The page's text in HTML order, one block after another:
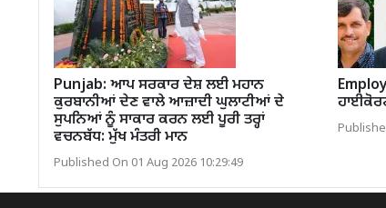
Punjab: ਆਪ ਸਰਕਾਰ ਦੇਸ਼ ਲਈ ਮਹਾਨ
ਕੁਰਬਾਨੀਆਂ ਦੇਣ ਵਾਲੇ ਆਜ਼ਾਦੀ ਘੁਲਾਟੀਆਂ ਦੇ
ਸੁਪਨਿਆਂ ਨੂੰ ਸਾਕਾਰ ਕਰਨ ਲਈ ਪੂਰੀ ਤਰ੍ਹਾਂ
ਵਚਨਬੱਧ: ਮੁੱਖ ਮੰਤਰੀ ਮਾਨ
Published On 01 Aug 2026 10:29:49